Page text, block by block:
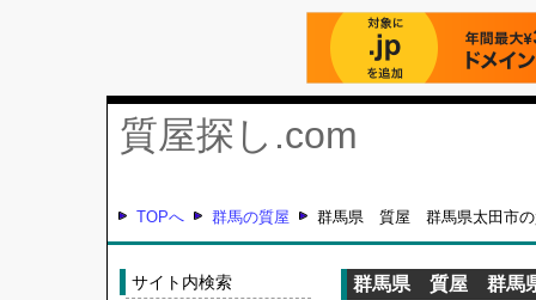
質屋探し.com
群馬県 質屋 群馬
サイト内検索
TOPへ 群馬の質屋 群馬県 質屋 群馬県太田市